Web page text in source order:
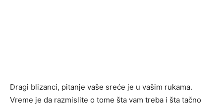
Dragi blizanci, pitanje vaše sreće je u vašim rukama.
Vreme je da razmislite o tome šta vam treba i šta tačno